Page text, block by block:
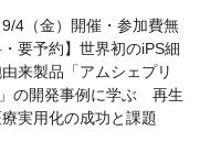
9/4（金）開催・参加費無
要予約】世界初のiPS細
由来製品「アムシェプリ
の開発事例に学ぶ 再生
療実用化の成功と課題